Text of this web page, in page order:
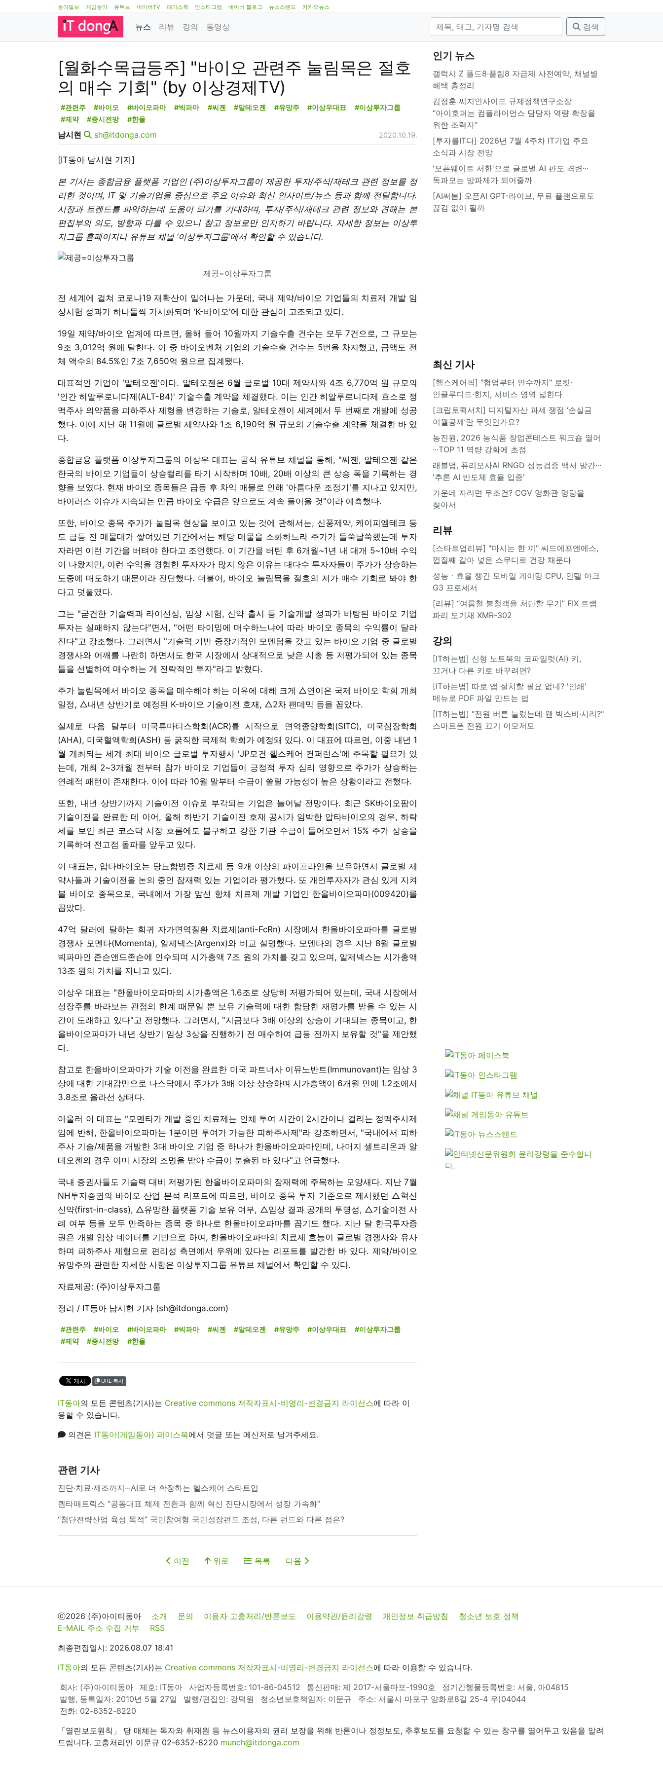
동아일보 게임동아 유튜브 네이버TV 페이스북 인스타그램 네이버 블로그 뉴스스탠드 카카오뉴스
뉴스 리뷰 강의 동영상 검색
[월화수목급등주] "바이오 관련주 눌림목은 절호
의 매수 기회" (by 이상경제TV)
#관련주 #바이오 #바이오파마 #빅파마 #씨젠 #알테오젠 #유망주 #이상우대표
#이상투자그룹
#제약
#증시전망 #한올
남시현 sh@itdonga.com 2020.10.19.
[IT동아 남시현 기자]
본 기사는 종합금융 플랫폼 기업인 (주)이상투자그룹이 제공한 투자/주식/재테크 관련 정보를 정
리한 것이며, IT 및 기술기업을 중심으로 주요 이슈와 최신 인사이트/뉴스 등과 함께 전달합니다.
시장과 트렌드를 파악하는데 도움이 되기를 기대하며, 투자/주식/재테크 관련 정보와 견해는 본
편집부의 의도, 방향과 다를 수 있으니 참고 정보로만 인지하기 바랍니다. 자세한 정보는 이상투
자그룹 홈페이지나 유튜브 채널 ‘이상투자그룹’에서 확인할 수 있습니다.
제공=이상투자그룹
전 세계에 걸쳐 코로나19 재확산이 일어나는 가운데, 국내 제약/바이오 기업들의 치료제 개발 임
상시험 성과가 하나둘씩 가시화되며 'K-바이오'에 대한 관심이 고조되고 있다.
19일 제약/바이오 업계에 따르면, 올해 들어 10월까지 기술수출 건수는 모두 7건으로, 그 규모는
9조 3,012억 원에 달한다. 이 중 바이오벤처 기업의 기술수출 건수는 5번을 차지했고, 금액도 전
체 액수의 84.5%인 7조 7,650억 원으로 집계됐다.
대표적인 기업이 '알테오젠'이다. 알테오젠은 6월 글로벌 10대 제약사와 4조 6,770억 원 규모의
'인간 히알루로니다제(ALT-B4)' 기술수출 계약을 체결했다. 이는 인간 히알루로니다제 효소로 정
맥주사 의약품을 피하주사 제형을 변경하는 기술로, 알테오젠이 세계에서 두 번째로 개발에 성공
했다. 이에 지난 해 11월에 글로벌 제약사와 1조 6,190억 원 규모의 기술수출 계약을 체결한 바 있
다.
종합금융 플랫폼 이상투자그룹의 이상우 대표는 공식 유튜브 채널을 통해, "씨젠, 알테오젠 같은
한국의 바이오 기업들이 상승랠리를 타기 시작하며 10배, 20배 이상의 큰 상승 폭을 기록하는 경
향을 보였다. 현재 바이오 종목들은 급등 후 차익 매물로 인해 '아름다운 조정기'를 지나고 있지만,
바이러스 이슈가 지속되는 만큼 바이오 수급은 앞으로도 계속 들어올 것"이라 예측했다.
또한, 바이오 종목 주가가 눌림목 현상을 보이고 있는 것에 관해서는, 신풍제약, 케이피엠테크 등
도 급등 전 매물대가 쌓여있던 기간에서는 해당 매물을 소화하느라 주가가 들쑥날쑥했는데 투자
자라면 이런 기간을 버텨야 한다고 조언했다. 이 기간을 버틴 후 6개월~1년 내 대개 5~10배 수익
이 나왔지만, 이런 수익을 경험한 투자자가 많지 않은 이유는 대다수 투자자들이 주가가 상승하는
도중에 매도하기 때문이라 진단했다. 더불어, 바이오 눌림목을 절호의 저가 매수 기회로 봐야 한
다고 덧붙였다.
그는 "굳건한 기술력과 라이선싱, 임상 시험, 신약 출시 등 기술개발 성과가 바탕된 바이오 기업
투자는 실패하지 않는다"면서, "어떤 타이밍에 매수하느냐에 따라 바이오 종목의 수익률이 달라
진다"고 강조했다. 그러면서 "기술력 기반 중장기적인 모멘텀을 갖고 있는 바이오 기업 중 글로벌
경쟁사와 어깨를 나란히 하면서도 한국 시장에서 상대적으로 낮은 시총 등 저평가되어 있는 종목
들을 선별하여 매수하는 게 전략적인 투자"라고 밝혔다.
주가 눌림목에서 바이오 종목을 매수해야 하는 이유에 대해 크게 △연이은 국제 바이오 학회 개최
일정, △내년 상반기로 예정된 K-바이오 기술이전 호재, △2차 팬데믹 등을 꼽았다.
실제로 다음 달부터 미국류마티스학회(ACR)를 시작으로 면역종양학회(SITC), 미국심장학회
(AHA), 미국혈액학회(ASH) 등 굵직한 국제적 학회가 예정돼 있다. 이 대표에 따르면, 이중 내년 1
월 개최되는 세계 최대 바이오 글로벌 투자행사 'JP모건 헬스케어 컨퍼런스'에 주목할 필요가 있
는데, 개최 2~3개월 전부터 참가 바이오 기업들이 긍정적 투자 심리 영향으로 주가가 상승하는
연례적 패턴이 존재한다. 이에 따라 10월 말부터 수급이 쏠릴 가능성이 높은 상황이라고 전했다.
또한, 내년 상반기까지 기술이전 이슈로 부각되는 기업은 늘어날 전망이다. 최근 SK바이오팜이
기술이전을 완료한 데 이어, 올해 하반기 기술이전 호재 공시가 임박한 압타바이오의 경우, 하락
세를 보인 최근 코스닥 시장 흐름에도 불구하고 강한 기관 수급이 들어오면서 15% 주가 상승을
기록하여 전고점 돌파를 앞두고 있다.
이 대표는, 압타바이오는 당뇨합병증 치료제 등 9개 이상의 파이프라인을 보유하면서 글로벌 제
약사들과 기술이전을 논의 중인 잠재력 있는 기업이라 평가했다. 또 개인투자자가 관심 있게 지켜
볼 바이오 종목으로, 국내에서 가장 앞선 항체 치료제 개발 기업인 한올바이오파마(009420)를
꼽았다.
47억 달러에 달하는 희귀 자가면역질환 치료제(anti-FcRn) 시장에서 한올바이오파마를 글로벌
경쟁사 모멘타(Momenta), 알제넥스(Argenx)와 비교 설명했다. 모멘타의 경우 지난 8월 글로벌
빅파마인 존슨앤드존슨에 인수되며 시가총액 7조 원의 가치를 갖고 있으며, 알제넥스는 시가총액
13조 원의 가치를 지니고 있다.
이상우 대표는 "한올바이오파마의 시가총액은 1.6조로 상당히 저평가되어 있는데, 국내 시장에서
성장주를 바라보는 관점의 한계 때문일 뿐 보유 기술력에 대한 합당한 재평가를 받을 수 있는 시
간이 도래하고 있다"고 전망했다. 그러면서, "지금보다 3배 이상의 상승이 기대되는 종목이고, 한
올바이오파마가 내년 상반기 임상 3상을 진행하기 전 매수하여 급등 전까지 보유할 것"을 제안했
다.
참고로 한올바이오파마가 기술 이전을 완료한 미국 파트너사 이뮤노반트(Immunovant)는 임상 3
상에 대한 기대감만으로 나스닥에서 주가가 3배 이상 상승하며 시가총액이 6개월 만에 1.2조에서
3.8조로 올라선 상태다.
아울러 이 대표는 "모멘타가 개발 중인 치료제는 인체 투여 시간이 2시간이나 걸리는 정맥주사제
임에 반해, 한올바이오파마는 1분이면 투여가 가능한 피하주사제"라 강조하면서, "국내에서 피하
주사 기술/제품을 개발한 3대 바이오 기업 중 하나가 한올바이오파마인데, 나머지 셀트리온과 알
테오젠의 경우 이미 시장의 조명을 받아 수급이 분출된 바 있다"고 언급했다.
국내 증권사들도 기술력 대비 저평가된 한올바이오파마의 잠재력에 주목하는 모양새다. 지난 7월
NH투자증권의 바이오 산업 분석 리포트에 따르면, 바이오 종목 투자 기준으로 제시했던 △혁신
신약(first-in-class), △유망한 플랫폼 기술 보유 여부, △임상 결과 공개의 투명성, △기술이전 사
례 여부 등을 모두 만족하는 종목 중 하나로 한올바이오파마를 꼽기도 했다. 지난 달 한국투자증
권은 개별 임상 데이터를 기반으로 하여, 한올바이오파마의 치료제 효능이 글로벌 경쟁사와 유사
하며 피하주사 제형으로 편리성 측면에서 우위에 있다는 리포트를 발간한 바 있다. 제약/바이오
유망주와 관련한 자세한 사항은 이상투자그룹 유튜브 채널에서 확인할 수 있다.
자료제공: (주)이상투자그룹
정리 / IT동아 남시현 기자 (sh@itdonga.com)
#관련주 #바이오 #바이오파마 #빅파마 #씨젠 #알테오젠 #유망주 #이상우대표
#이상투자그룹
#제약
#증시전망 #한올
URL 복사
IT동아의 모든 콘텐츠(기사)는 Creative commons 저작자표시-비영리-변경금지 라이선스에 따라 이
용할 수 있습니다.
의견은 IT동아(게임동아) 페이스북에서 덧글 또는 메신저로 남겨주세요.
관련 기사
진단·치료·제조까지···AI로 더 확장하는 헬스케어 스타트업
퀀타매트릭스 “공동대표 체제 전환과 함께 혁신 진단시장에서 성장 가속화”
“첨단전략산업 육성 목적” 국민참여형 국민성장펀드 조성, 다른 펀드와 다른 점은?
이전 위로 목록 다음
인기 뉴스
갤럭시 Z 폴드8·플립8 자급제 사전예약, 채널별
혜택 총정리
김정훈 씨지인사이드 규제정책연구소장
“아이호퍼는 컴플라이언스 담당자 역량 확장을
위한 조력자”
[투자를IT다] 2026년 7월 4주차 IT기업 주요
소식과 시장 전망
'오픈웨이트 서한'으로 글로벌 AI 판도 격변···
독파모는 방파제가 되어줄까
[AI써봄] 오픈AI GPT-라이브, 무료 플랜으로도
끊김 없이 될까
최신 기사
[헬스케어픽] "협업부터 인수까지" 로킷·
인클루디드·힌지, 서비스 영역 넓힌다
[크립토퀵서치] 디지털자산 과세 쟁점 ‘손실금
이월공제’란 무엇인가요?
농진원, 2026 농식품 창업콘테스트 워크숍 열어
···TOP 11 역량 강화에 초점
래블업, 퓨리오사AI RNGD 성능검증 백서 발간···
'추론 AI 반도체 효율 입증'
가운데 자리면 무조건? CGV 영화관 명당을
찾아서
리뷰
[스타트업리뷰] "마시는 한 끼" 씨드에프앤에스,
껍질째 갈아 넣은 스무디로 건강 채운다
성능ㆍ효율 챙긴 모바일 게이밍 CPU, 인텔 아크
G3 프로세서
[리뷰] “여름철 불청객을 처단할 무기” FIX 트랩
파리 모기채 XMR-302
강의
[IT하는법] 신형 노트북의 코파일럿(AI) 키,
끄거나 다른 키로 바꾸려면?
[IT하는법] 따로 앱 설치할 필요 없네? '인쇄'
메뉴로 PDF 파일 만드는 법
[IT하는법] "전원 버튼 눌렀는데 웬 빅스비·시리?"
스마트폰 전원 끄기 이모저모
ⓒ2026 (주)아이티동아 소개 문의 이용자 고충처리/반론보도 이용약관/윤리강령 개인정보 취급방침
청소년 보호 정책
E-MAIL 주소 수집 거부
RSS
최종편집일시: 2026.08.07 18:41
IT동아의 모든 콘텐츠(기사)는 Creative commons 저작자표시-비영리-변경금지 라이선스에 따라 이용할 수 있습니다.
회사: (주)아이티동아
제호: IT동아 사업자등록번호: 101-86-04512 통신판매: 제 2017-서울마포-1990호
정기간행물등록번호: 서울, 아04815
발행, 등록일자: 2010년 5월 27일
발행/편집인: 강덕원 청소년보호책임자: 이문규
주소: 서울시 마포구 양화로8길 25-4 우)04044
전화: 02-6352-8220
「열린보도원칙」 당 매체는 독자와 취재원 등 뉴스이용자의 권리 보장을 위해 반론이나 정정보도, 추후보도를 요청할 수 있는 창구를 열어두고 있음을 알려
드립니다. 고충처리인 이문규 02-6352-8220 munch@itdonga.com